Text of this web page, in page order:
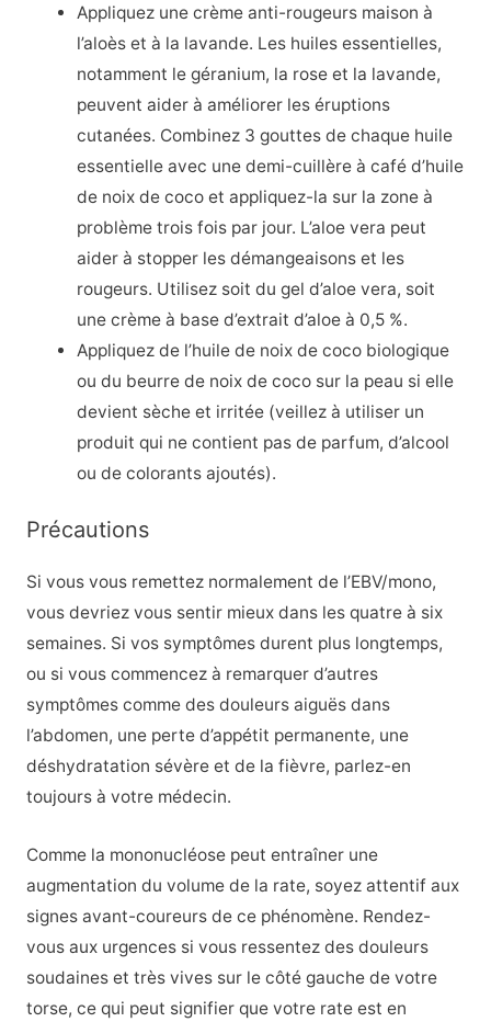
Appliquez une crème anti-rougeurs maison à
l’aloès et à la lavande. Les huiles essentielles,
notamment le géranium, la rose et la lavande,
peuvent aider à améliorer les éruptions
cutanées. Combinez 3 gouttes de chaque huile
essentielle avec une demi-cuillère à café d’huile
de noix de coco et appliquez-la sur la zone à
problème trois fois par jour. L’aloe vera peut
aider à stopper les démangeaisons et les
rougeurs. Utilisez soit du gel d’aloe vera, soit
une crème à base d’extrait d’aloe à 0,5 %.
Appliquez de l’huile de noix de coco biologique
ou du beurre de noix de coco sur la peau si elle
devient sèche et irritée (veillez à utiliser un
produit qui ne contient pas de parfum, d’alcool
ou de colorants ajoutés).
Précautions
Si vous vous remettez normalement de l’EBV/mono,
vous devriez vous sentir mieux dans les quatre à six
semaines. Si vos symptômes durent plus longtemps,
ou si vous commencez à remarquer d’autres
symptômes comme des douleurs aiguës dans
l’abdomen, une perte d’appétit permanente, une
déshydratation sévère et de la fièvre, parlez-en
toujours à votre médecin.
Comme la mononucléose peut entraîner une
augmentation du volume de la rate, soyez attentif aux
signes avant-coureurs de ce phénomène. Rendez-
vous aux urgences si vous ressentez des douleurs
soudaines et très vives sur le côté gauche de votre
torse, ce qui peut signifier que votre rate est en